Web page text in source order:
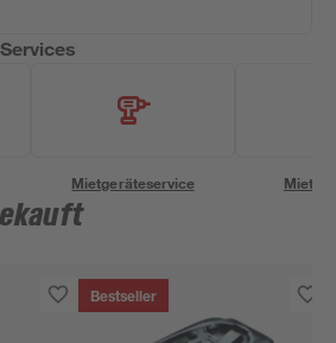
Mietgeräteservice
Bestseller